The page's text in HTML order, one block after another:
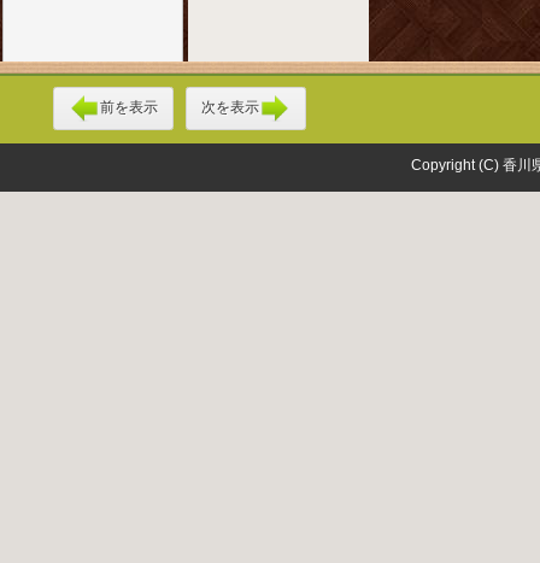
前を表示 次を表示
Copyright (C) 香川